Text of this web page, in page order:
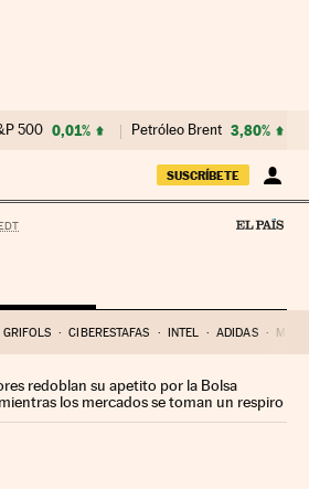
500 0,01% Petróleo Brent 3,80%
SUSCRÍBETE
GRIFOLS CIBERESTAFAS INTEL ADIDAS
redoblan su apetito por la Bolsa
los mercados se toman un respiro